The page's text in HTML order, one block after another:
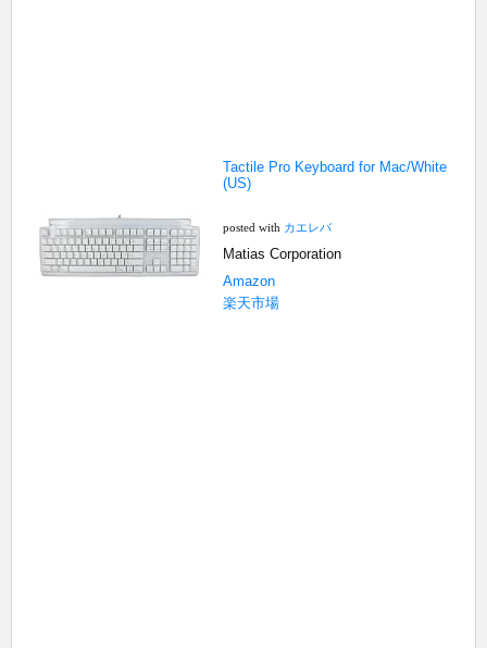
Tactile Pro Keyboard for Mac/White
(US)
posted with カエレバ
Matias Corporation
Amazon
楽天市場